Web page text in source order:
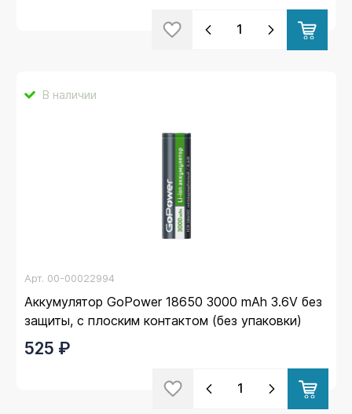
В наличии
Арт. 00-00022994
Аккумулятор GoPower 18650 3000 mAh 3.6V без
защиты, с плоским контактом (без упаковки)
525 ₽